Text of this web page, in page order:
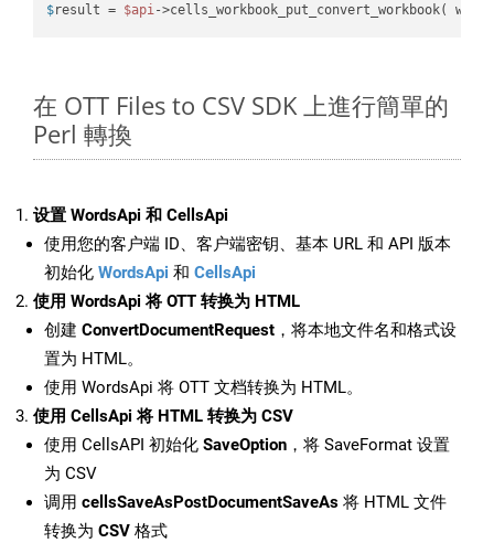
$result = $api->cells_workbook_put_convert_workbook(
在 OTT Files to CSV SDK 上進行簡單的
Perl 轉換
设置 WordsApi 和 CellsApi
使用您的客户端 ID、客户端密钥、基本 URL 和 API 版本
初始化 WordsApi 和 CellsApi
使用 WordsApi 将 OTT 转换为 HTML
创建 ConvertDocumentRequest ，将本地文件名和格式设
置为 HTML。
使用 WordsApi 将 OTT 文档转换为 HTML。
使用 CellsApi 将 HTML 转换为 CSV
使用 CellsAPI 初始化 SaveOption ，将 SaveFormat 设置
为 CSV
调用 cellsSaveAsPostDocumentSaveAs 将 HTML 文件
转换为 CSV 格式